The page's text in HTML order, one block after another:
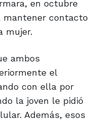
en octubre
mantener contacto
mujer.
ambos
el
con ella por
la joven le pidió
Además, esos